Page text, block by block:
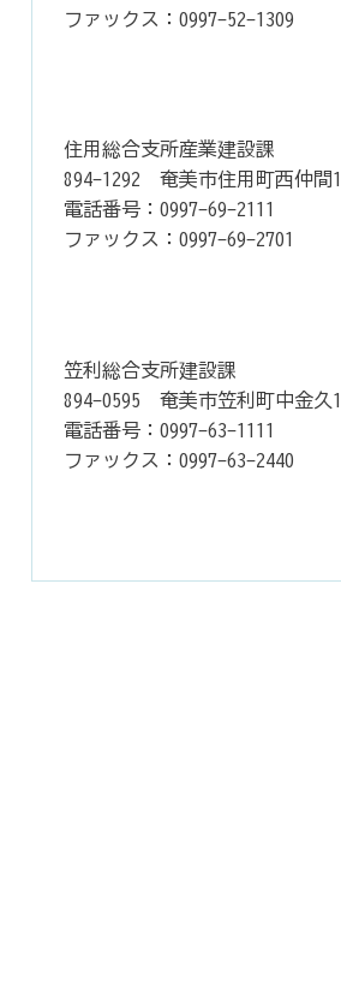
ファックス：0997-52-1309
住用総合支所産業建設課
894-1292 奄美市住用町西仲間
電話番号：0997-69-2111
ファックス：0997-69-2701
笠利総合支所建設課
894-0595 奄美市笠利町中金久
電話番号：0997-63-1111
ファックス：0997-63-2440